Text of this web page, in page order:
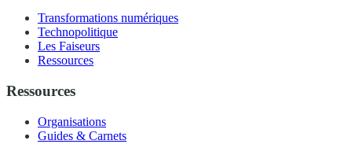
Transformations numériques
Technopolitique
Les Faiseurs
Ressources
Ressources
Organisations
Guides & Carnets